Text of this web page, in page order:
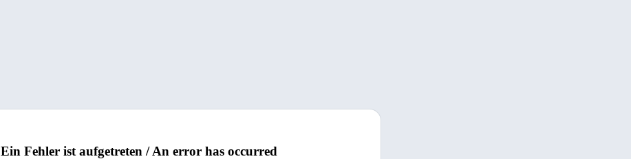
Ein Fehler ist aufgetreten / An error has occurred